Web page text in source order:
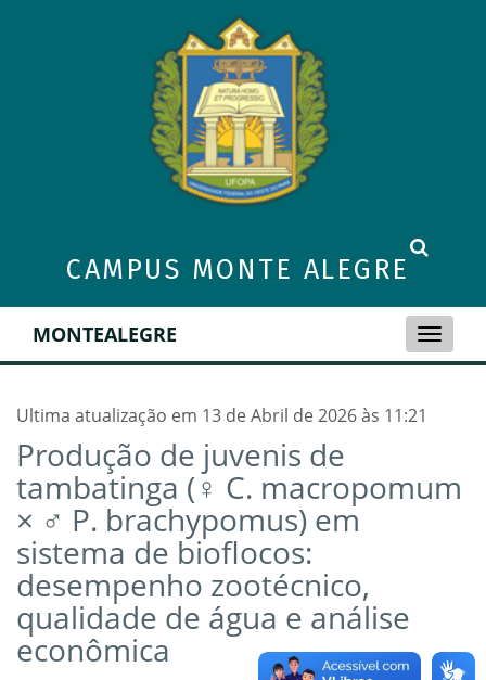
CAMPUS MONTE ALEGRE
Toggle
MONTEALEGRE
Ultima atualização em 13 de Abril de 2026 às 11:21
Produção de juvenis de
tambatinga (♀ C. macropomum
× ♂ P. brachypomus) em
sistema de bioflocos:
desempenho zootécnico,
qualidade de água e análise
econômica